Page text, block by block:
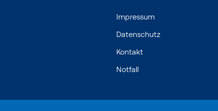
Impressum
Datenschutz
Kontakt
Notfall